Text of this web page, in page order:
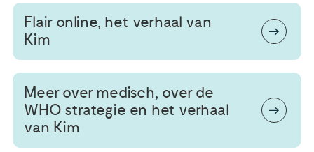
Flair online, het verhaal van
Kim
Meer over medisch, over de
WHO strategie en het verhaal
van Kim